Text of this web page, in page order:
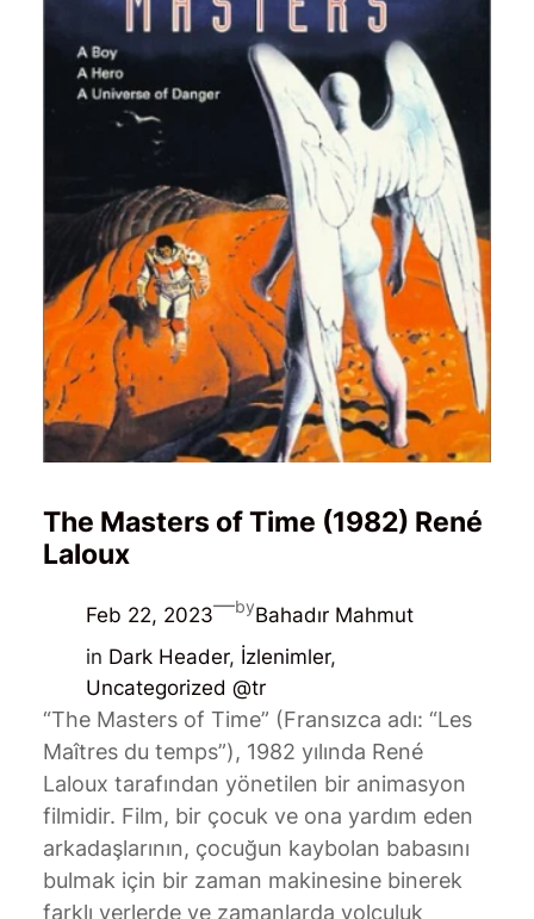
The Masters of Time (1982) René
Laloux
Feb 22, 2023—byBahadır Mahmut
in Dark Header, İzlenimler
Uncategorized @tr
“The Masters of Time” (Fransızca adı: “Les
Maîtres du temps”), 1982 yılında René
Laloux tarafından yönetilen bir animasyon
filmidir. Film, bir çocuk ve ona yardım eden
arkadaşlarının, çocuğun kaybolan babasını
bulmak için bir zaman makinesine binerek
farklı yerlerde ve zamanlarda yolculuk